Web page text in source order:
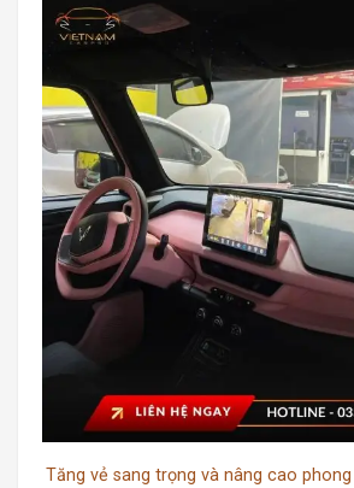
Tăng vẻ sang trọng và nâng cao